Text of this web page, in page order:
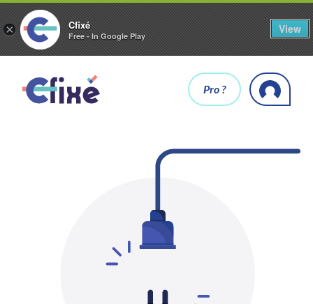
× Cfixé
Free - In Google Play
View
Pro ?